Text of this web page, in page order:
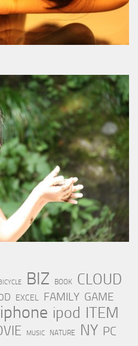
BIZ BOOK CLOUD
EXCEL FAMILY GAME
iphone ipod ITEM
MUSIC NATURE NY PC